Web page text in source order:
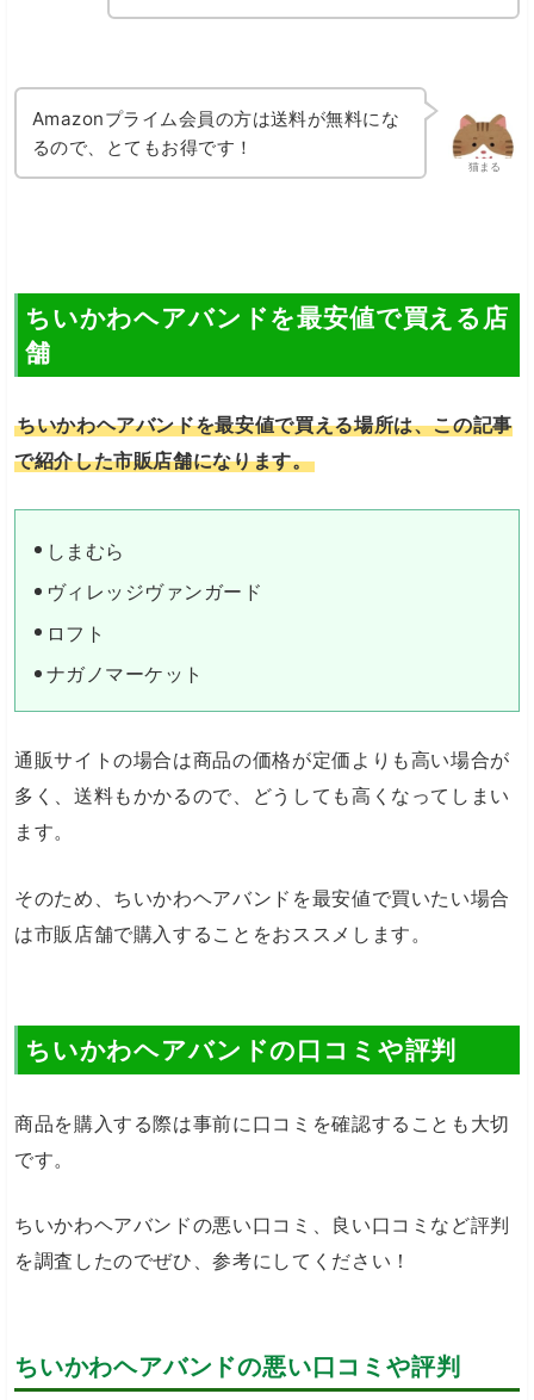
猫まる
Amazonプライム会員の方は送料が無料にな
るので、とてもお得です！
ちいかわヘアバンドを最安値で買える店
舗
ちいかわヘアバンドを最安値で買える場所は、この記事
で紹介した市販店舗になります。
しまむら
ヴィレッジヴァンガード
ロフト
ナガノマーケット
通販サイトの場合は商品の価格が定価よりも高い場合が
多く、送料もかかるので、どうしても高くなってしまい
ます。
そのため、ちいかわヘアバンドを最安値で買いたい場合
は市販店舗で購入することをおススメします。
ちいかわヘアバンドの口コミや評判
商品を購入する際は事前に口コミを確認することも大切
です。
ちいかわヘアバンドの悪い口コミ、良い口コミなど評判
を調査したのでぜひ、参考にしてください！
ちいかわヘアバンドの悪い口コミや評判